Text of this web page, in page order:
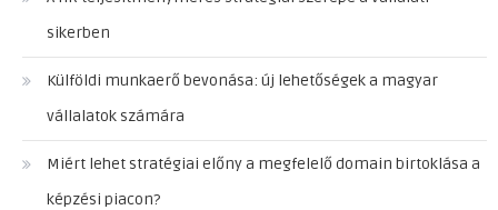
sikerben
Külföldi munkaerő bevonása: új lehetőségek a magyar
vállalatok számára
Miért lehet stratégiai előny a megfelelő domain birtoklása a
képzési piacon?